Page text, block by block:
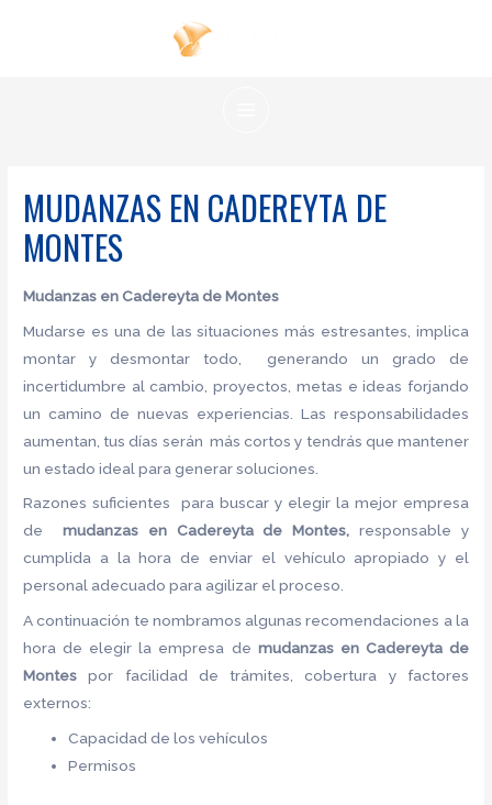
MUDANZAS EN CADEREYTA DE
MONTES
Mudanzas en Cadereyta de Montes
Mudarse es una de las situaciones más estresantes, implica
montar y desmontar todo, generando un grado de
incertidumbre al cambio, proyectos, metas e ideas forjando
un camino de nuevas experiencias. Las responsabilidades
aumentan, tus días serán más cortos y tendrás que mantener
un estado ideal para generar soluciones.
Razones suficientes para buscar y elegir la mejor empresa
de mudanzas en Cadereyta de Montes,responsable y
cumplida a la hora de enviar el vehículo apropiado y el
personal adecuado para agilizar el proceso.
A continuación te nombramos algunas recomendaciones a la
hora de elegir la empresa de mudanzas en Cadereyta de
Montes por facilidad de trámites, cobertura y factores
externos:
Capacidad de los vehículos
Permisos